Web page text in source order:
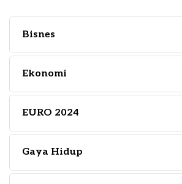
Bisnes
Ekonomi
EURO 2024
Gaya Hidup